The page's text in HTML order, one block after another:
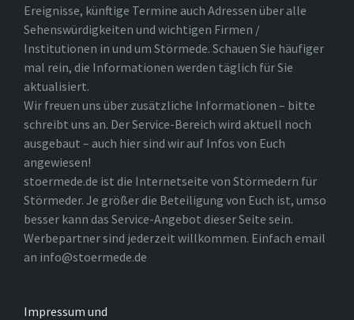
Ereignisse, künftige Termine auch Adressen über alle
Sehenswürdigkeiten und wichtigen Firmen /
Institutionen in und um Störmede. Schauen Sie häufiger
mal rein, die Informationen werden täglich für Sie
aktualisiert.
Wir freuen uns über zusätzliche Informationen – bitte
schreibt uns an. Der Service-Bereich wird aktuell noch
ausgebaut – auch hier sind wir auf Infos von Euch
angewiesen!
stoermede.de ist die Internetseite von Störmedern für
Störmeder. Je größer die Beteiligung von Euch ist, umso
besser kann das Service-Angebot dieser Seite sein.
Werbepartner sind jederzeit willkommen. Einfach email
an info@stoermede.de
Impressum und